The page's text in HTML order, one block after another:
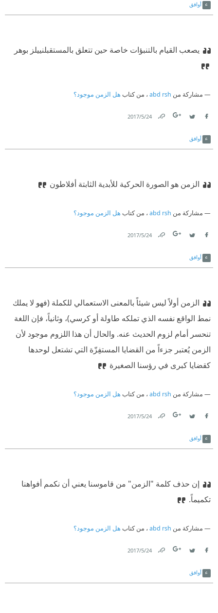
أوافق
يصعب القيام بالتنبؤات خاصة حين تتعلق بالمستقبلنييلز بوهر
مشاركة من abd rsh ، من كتاب هل الزمن موجود؟
24‏/5‏/2017
أوافق
الزمن هو الصورة الحركية للأبدية الثابتةأفلاطون
مشاركة من abd rsh ، من كتاب هل الزمن موجود؟
24‏/5‏/2017
أوافق
الزمن أولاً ليس شيئاً بالمعنى الاستعمالي للكملة (فهو لا يملك
نمط الواقع نفسه الذي تملكه طاولة أو كرسي)، وثانياً، فإن اللغة
تنحسر أمام لزوم الحديث عنه. والحال أن هذا اللزوم موجود لأن
الزمن يُعتبر جزءاً من القضايا المستفِزّة التي تشتعل لوحدها
كقضايا كبرى في رؤسنا الصغيرة
مشاركة من abd rsh ، من كتاب هل الزمن موجود؟
24‏/5‏/2017
أوافق
إن حذف كلمة "الزمن" من قاموسنا يعني أن نكمم أفواهنا
تكميماً.
مشاركة من abd rsh ، من كتاب هل الزمن موجود؟
24‏/5‏/2017
أوافق